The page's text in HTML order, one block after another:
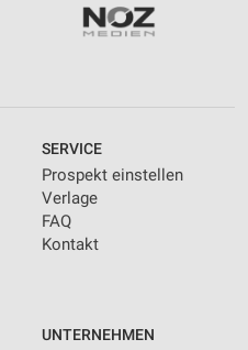
SERVICE
Prospekt einstellen
Verlage
FAQ
Kontakt
UNTERNEHMEN